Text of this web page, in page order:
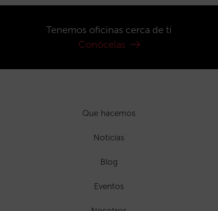
Tenemos oficinas cerca de ti
Conócelas
Que hacemos
Noticias
Blog
Eventos